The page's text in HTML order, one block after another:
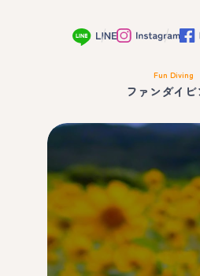
Fun Diving
ファンダイ